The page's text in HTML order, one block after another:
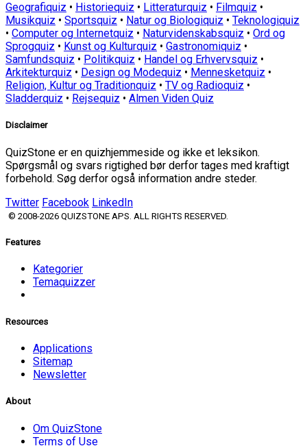
Geografiquiz • Historiequiz • Litteraturquiz • Filmquiz •
Musikquiz • Sportsquiz • Natur og Biologiquiz • Teknologiquiz
• Computer og Internetquiz • Naturvidenskabsquiz • Ord og
Sprogquiz • Kunst og Kulturquiz • Gastronomiquiz •
Samfundsquiz • Politikquiz • Handel og Erhvervsquiz •
Arkitekturquiz • Design og Modequiz • Mennesketquiz •
Religion, Kultur og Traditionquiz • TV og Radioquiz •
Sladderquiz • Rejsequiz • Almen Viden Quiz
Disclaimer
QuizStone er en quizhjemmeside og ikke et leksikon.
Spørgsmål og svars rigtighed bør derfor tages med kraftigt
forbehold. Søg derfor også information andre steder.
Twitter Facebook LinkedIn
© 2008-2026 QUIZSTONE APS. ALL RIGHTS RESERVED.
Features
Kategorier
Temaquizzer
Resources
Applications
Sitemap
Newsletter
About
Om QuizStone
Terms of Use